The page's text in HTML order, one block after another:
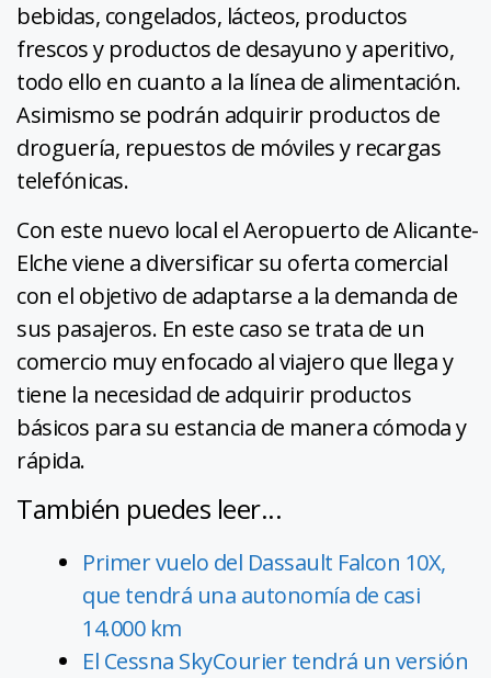
bebidas, congelados, lácteos, productos
frescos y productos de desayuno y aperitivo,
todo ello en cuanto a la línea de alimentación.
Asimismo se podrán adquirir productos de
droguería, repuestos de móviles y recargas
telefónicas.
Con este nuevo local el Aeropuerto de Alicante-
Elche viene a diversificar su oferta comercial
con el objetivo de adaptarse a la demanda de
sus pasajeros. En este caso se trata de un
comercio muy enfocado al viajero que llega y
tiene la necesidad de adquirir productos
básicos para su estancia de manera cómoda y
rápida.
También puedes leer...
Primer vuelo del Dassault Falcon 10X,
que tendrá una autonomía de casi
14.000 km
El Cessna SkyCourier tendrá un versión